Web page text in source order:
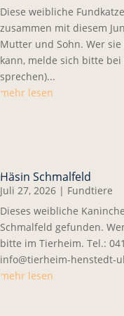
Diese weibliche
zusammen mit diesem
Mutter und Sohn. Wer
kann, melde sich bitte bei
sprechen)...
mehr lesen
Häsin Schmalfeld
Juli 27, 2026 | Fundtiere
Dieses weibliche
Schmalfeld gefunden.
bitte im Tierheim. Tel.:
info@tierheim-henstedt-
mehr lesen